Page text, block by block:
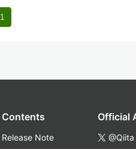
1
Contents
Release Note
Official
@Qiita